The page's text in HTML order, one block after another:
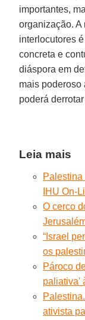
importantes,
organização.
interlocutores
concreta e
diáspora em
mais poderoso
poderá
Leia mais
Palestina
IHU On-
O cerco
“Israel
os
Pároco
paliativa'
ativista